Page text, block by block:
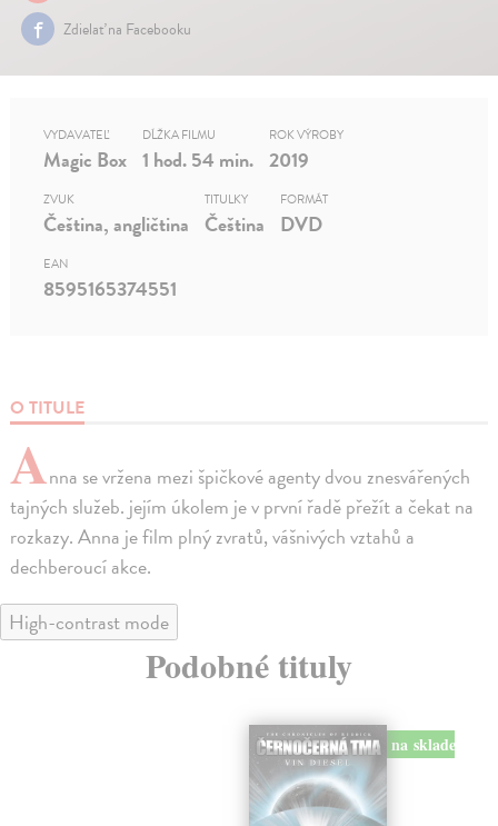
Zdielať na Facebooku
O TITULE
Anna se vržena mezi špičkové agenty dvou znesvářených
tajných služeb. jejím úkolem je v první řadě přežít a čekat na
rozkazy. Anna je film plný zvratů, vášnivých vztahů a
dechberoucí akce.
VYDAVATEĽ
Magic Box
DĹŽKA FILMU
1 hod. 54 min.
ROK VÝROBY
2019
ZVUK
Čeština, angličtina
TITULKY
Čeština
FORMÁT
DVD
EAN
8595165374551
High-contrast mode
Podobné tituly
na sklade